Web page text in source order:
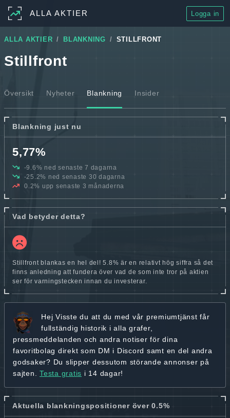
ALLA AKTIER Logga in
ALLA AKTIER BLANKNING STILLFRONT
Stillfront
Översikt Nyheter Blankning Insider
Blankning just nu
5,77%
-9.6% ned senaste 7 dagarna
-25.2% ned senaste 30 dagarna
0.2% upp senaste 3 månaderna
Vad betyder detta?
Stillfront blankas en hel del! 5.8% är en relativt hög siffra så det
finns anledning att fundera över vad de som inte tror på aktien
ser för varningstecken innan du investerar.
Hej Visste du att du med vår premiumtjänst får
fullständig historik i alla grafer,
pressmeddelanden och andra notiser för dina
favoritbolag direkt som DM i Discord samt en del andra
godsaker? Du slipper dessutom störande annonser på
sajten. Testa gratis i 14 dagar!
Aktuella blankningspositioner över 0.5%